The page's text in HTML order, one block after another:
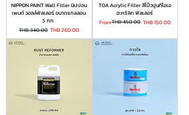
NIPPON PAINT Wall Filler นิปปอน
เพนต์ วอลล์ฟิลเลอร์ ขนาดแกลลอน
5 กก.
Regular Price
THB 340.00 Sale Price
THB 260.00
TOA Acrylic Filler สีโป๊วปูนทีโอเอ
อะคริลิก ฟิลเลอร์
From
Regular Price
THB 450.00 THB 150.00
Sale Price